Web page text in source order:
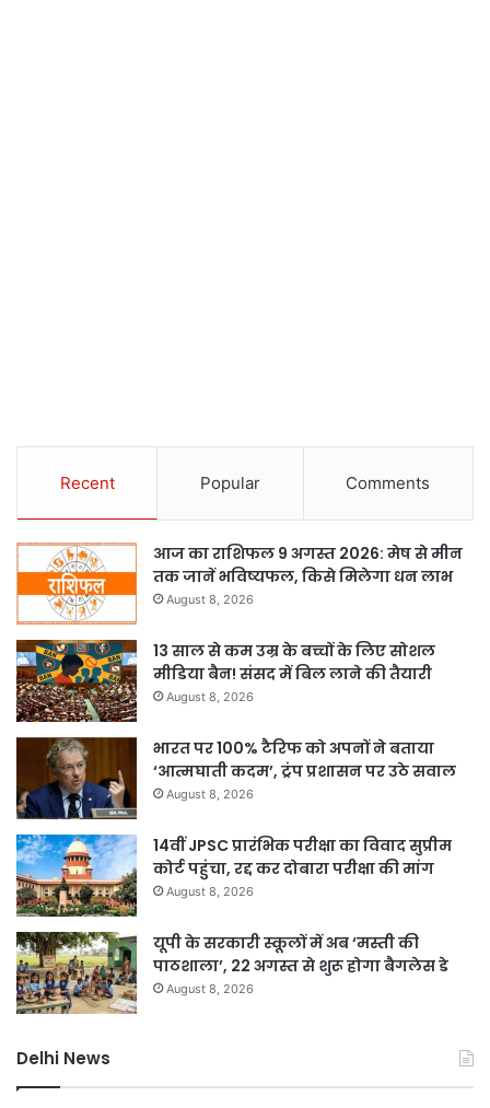
Recent Popular Comments
आज का राशिफल 9 अगस्त 2026: मेष से मीन
तक जानें भविष्यफल, किसे मिलेगा धन लाभ
August 8, 2026
13 साल से कम उम्र के बच्चों के लिए सोशल
मीडिया बैन! संसद में बिल लाने की तैयारी
August 8, 2026
भारत पर 100% टैरिफ को अपनों ने बताया
‘आत्मघाती कदम’, ट्रंप प्रशासन पर उठे सवाल
August 8, 2026
14वीं JPSC प्रारंभिक परीक्षा का विवाद सुप्रीम
कोर्ट पहुंचा, रद्द कर दोबारा परीक्षा की मांग
August 8, 2026
यूपी के सरकारी स्कूलों में अब ‘मस्ती की
पाठशाला’, 22 अगस्त से शुरू होगा बैगलेस डे
August 8, 2026
Delhi News